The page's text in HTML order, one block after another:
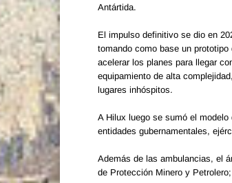
Antártida.
El impulso definitivo se dio en
tomando como base un
acelerar los planes para llegar
equipamiento de alta
lugares inhóspitos.
A Hilux luego se sumó el
entidades gubernamentales,
Además de las ambulancias, el
de Protección Minero y